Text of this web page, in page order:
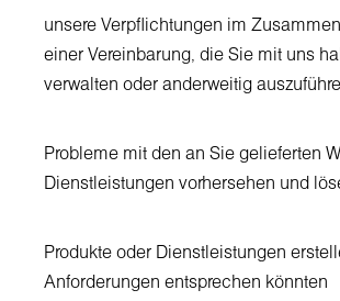
unsere Verpflichtungen im
einer Vereinbarung, die Sie mit uns
verwalten oder anderweitig
Probleme mit den an Sie gelieferten
Dienstleistungen vorhersehen und
Produkte oder Dienstleistungen
Anforderungen entsprechen könnten